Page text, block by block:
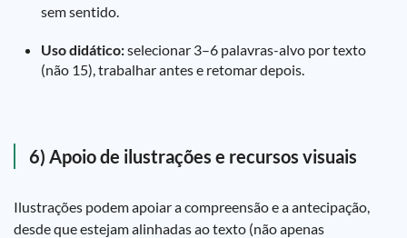
sem sentido.
Uso didático:selecionar 3–6 palavras-alvo por texto
(não 15), trabalhar antes e retomar depois.
6) Apoio de ilustrações e recursos visuais
Ilustrações podem apoiar a compreensão e a antecipação,
desde que estejam alinhadas ao texto (não apenas